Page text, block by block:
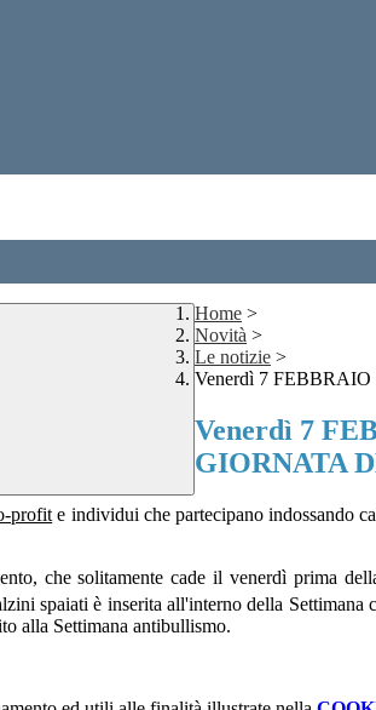
Home >
Novità >
Le notizie >
Venerdì 7
Venerdì 7
GIORNATA
profit e individui che partecipano indossando
che solitamente cade il venerdì prima
spaiati è inserita all'interno della
alla Settimana antibullismo.